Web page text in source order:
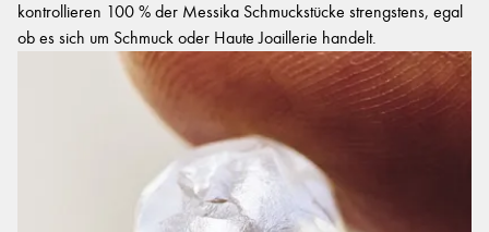
kontrollieren 100 % der Messika Schmuckstücke strengstens, egal
ob es sich um Schmuck oder Haute Joaillerie handelt.